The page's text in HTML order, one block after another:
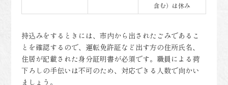
含む）は休み
持込みをするときには、市内から出されたごみであるこ
とを確認するので、運転免許証など出す方の住所氏名、
住居が記載された身分証明書が必須です。職員による荷
下ろしの手伝いは不可のため、対応できる人数で向かい
ましょう。